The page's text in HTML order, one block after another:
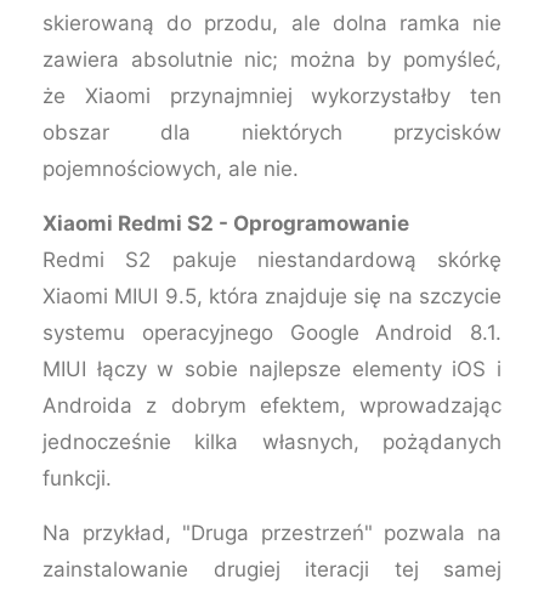
skierowaną do przodu, ale dolna ramka nie
zawiera absolutnie nic; można by pomyśleć,
że Xiaomi przynajmniej wykorzystałby ten
obszar dla niektórych przycisków
pojemnościowych, ale nie.
Xiaomi Redmi S2 - Oprogramowanie
Redmi S2 pakuje niestandardową skórkę
Xiaomi MIUI 9.5, która znajduje się na szczycie
systemu operacyjnego Google Android 8.1.
MIUI łączy w sobie najlepsze elementy iOS i
Androida z dobrym efektem, wprowadzając
jednocześnie kilka własnych, pożądanych
funkcji.
Na przykład, "Druga przestrzeń" pozwala na
zainstalowanie drugiej iteracji tej samej